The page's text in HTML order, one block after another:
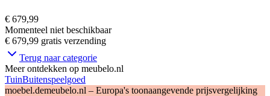
€ 679,99
Momenteel niet beschikbaar
€ 679,99 gratis verzending
Terug naar categorie
Meer ontdekken op meubelo.nl
TuinBuitenspeelgoed
moebel.demeubelo.nl – Europa's toonaangevende prijsvergelijking